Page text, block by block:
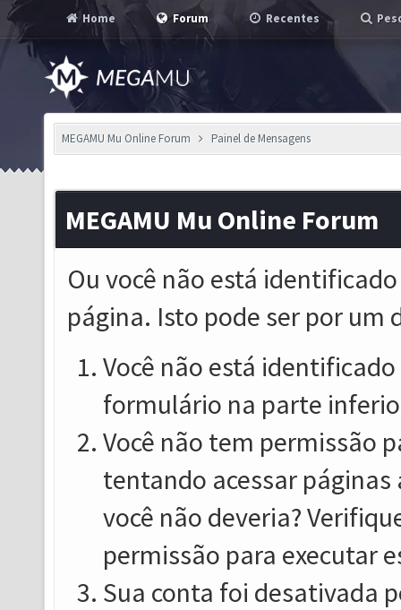
Home Forum Recentes
MEGAMU Mu Online Forum Painel de Mensagens
MEGAMU Mu Online Forum
Ou você não está
página. Isto pode ser por um
Você não está
formulário na parte
Você não tem permissão
tentando acessar
você não deveria?
permissão para executar
Sua conta foi desativada